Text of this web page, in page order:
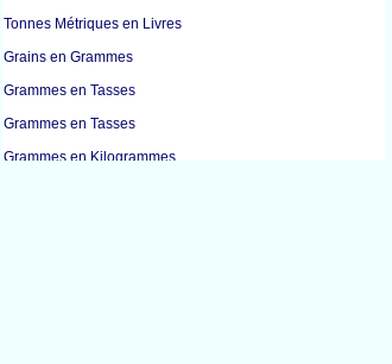
Tonnes Métriques en Livres
Grains en Grammes
Grammes en Tasses
Grammes en Tasses
Grammes en Kilogrammes